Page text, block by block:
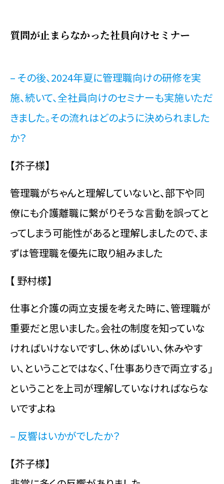
質問が止まらなかった社員向けセミナー
– その後、2024年夏に管理職向けの研修を実
施、続いて、全社員向けのセミナーも実施いただ
きました。その流れはどのように決められました
か？
【芥子様】
管理職がちゃんと理解していないと、部下や同
僚にも介護離職に繋がりそうな言動を誤ってと
ってしまう可能性があると理解しましたので、ま
ずは管理職を優先に取り組みました
【 野村様】
仕事と介護の両立支援を考えた時に、管理職が
重要だと思いました。会社の制度を知っていな
ければいけないですし、休めばいい、休みやす
い、ということではなく、「仕事ありきで両立する」
ということを上司が理解していなければならな
いですよね
– 反響はいかがでしたか？
【芥子様】